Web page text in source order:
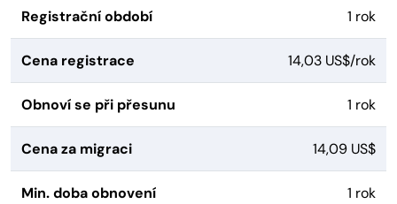
Registrační období 1 rok
Cena registrace 14,03 US$/rok
Obnoví se při přesunu 1 rok
Cena za migraci 14,09 US$
Min. doba obnovení 1 rok